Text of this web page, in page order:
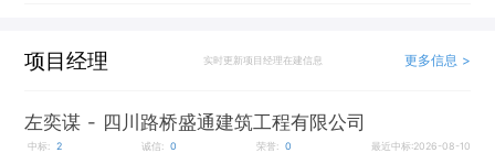
项目经理 实时更新项目经理在建信息 更多信息 >
左奕谋 - 四川路桥盛通建筑工程有限公司
中标: 2 诚信: 0 荣誉: 0 最近中标:2026-08-10